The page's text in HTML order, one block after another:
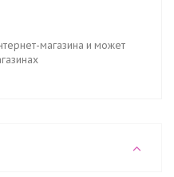
магазина и может